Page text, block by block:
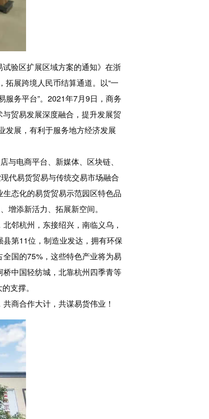
验区扩展区域方案的通知》在浙
展跨境人民币结算通道。以“一
服务平台”。2021年7月9日，商务
贸易发展深度融合，提升发展贸
发展，有利于服务地方经济发展
与电商平台、新媒体、区块链、
代易货贸易与传统交易市场融合
态化的易货贸易示范园区特色品
增添新活力、拓展新空间。
邻杭州，东接绍兴，南临义乌，
第11位，制造业发达，拥有环保
国的75%，这些特色产业将为易
中国轻纺城，北靠杭州四季青等
支撑。
商合作大计，共谋易货伟业！